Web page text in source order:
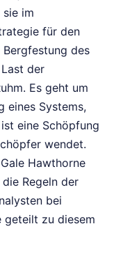
sie im
für den
Bergfestung des
der
Es geht um
eines Systems,
eine Schöpfung
wendet.
Hawthorne
Regeln der
bei
geteilt zu diesem